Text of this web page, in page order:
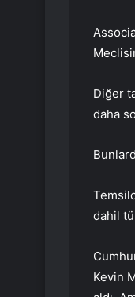
Diğer
daha
dahil
Kevin